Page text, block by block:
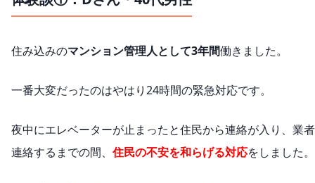
住み込みのマンション管理人として3年間働きました。
一番大変だったのはやはり24時間の緊急対応です。
夜中にエレベーターが止まったと住民から連絡が入り、業
連絡するまでの間、 住民の不安を和らげる対応をしました。